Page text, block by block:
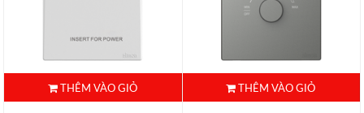
THÊM VÀO GIỎ THÊM VÀO GIỎ